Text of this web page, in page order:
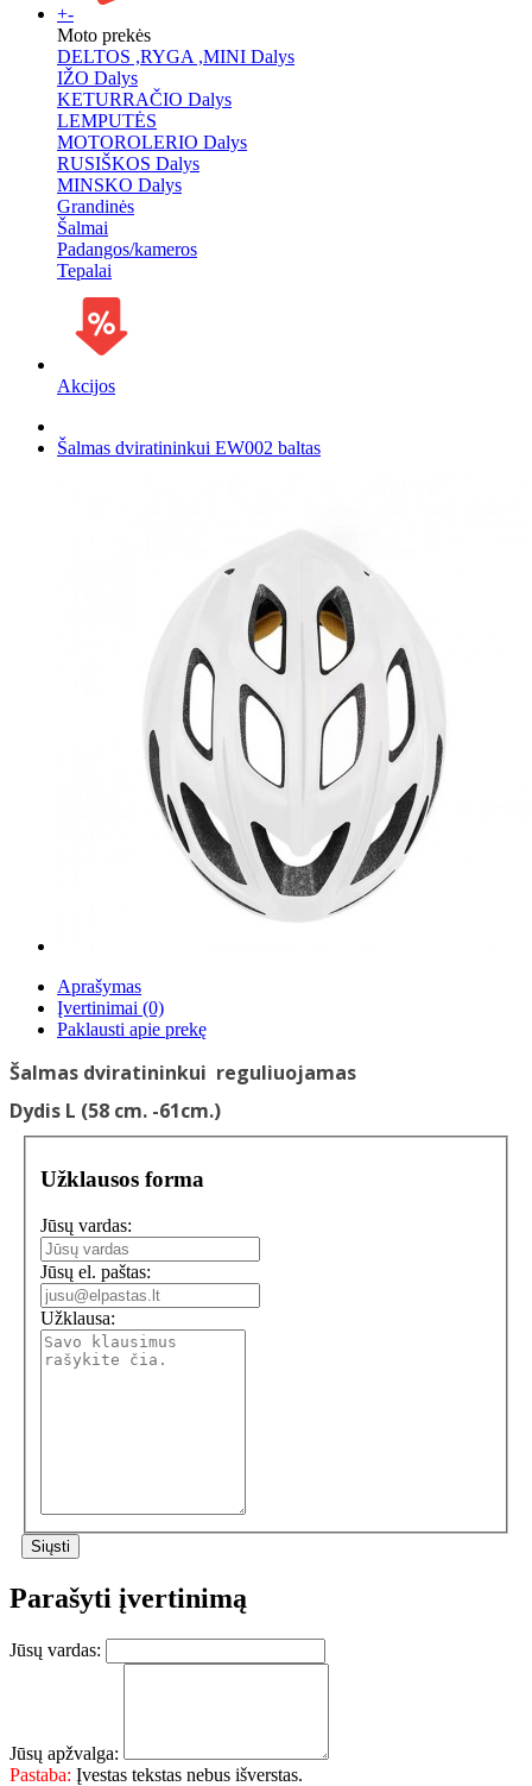
+-
Moto prekės
DELTOS ,RYGA ,MINI Dalys
IŽO Dalys
KETURRAČIO Dalys
LEMPUTĖS
MOTOROLERIO Dalys
RUSIŠKOS Dalys
MINSKO Dalys
Grandinės
Šalmai
Padangos/kameros
Tepalai
Akcijos
Šalmas dviratininkui EW002 baltas
Aprašymas
Įvertinimai (0)
Paklausti apie prekę
Šalmas dviratininkui reguliuojamas
Dydis L (58 cm. -61cm.)
Užklausos forma
Jūsų vardas:
Jūsų el. paštas:
Užklausa:
Parašyti įvertinimą
Jūsų vardas:
Jūsų apžvalga:
Pastaba: Įvestas tekstas nebus išverstas.